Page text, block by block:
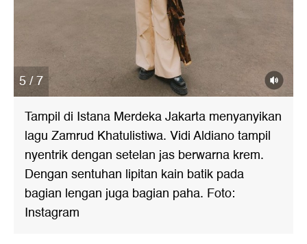
5 / 7
Tampil di Istana Merdeka Jakarta menyanyikan
lagu Zamrud Khatulistiwa. Vidi Aldiano tampil
nyentrik dengan setelan jas berwarna krem.
Dengan sentuhan lipitan kain batik pada
bagian lengan juga bagian paha. Foto:
Instagram